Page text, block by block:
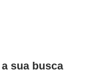
sua busca